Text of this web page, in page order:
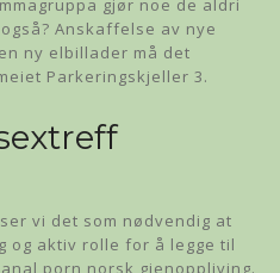
gjør noe de aldri
Anskaffelse av nye
ny elbillader må det
Parkeringskjeller 3.
vi det som nødvendig at
og aktiv rolle for å legge til